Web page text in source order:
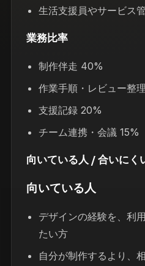
生活支援員やサービス
業務比率
制作伴走 40%
作業手順・レビュー整
支援記録 20%
チーム連携・会議 15%
向いている人 / 合いにく
向いている人
デザインの経験を、利
たい方
自分が制作するより、